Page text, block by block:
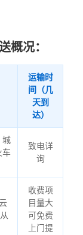
概况：
运输时
间（几
天到
达）
城
车
致电详
询
收费项
目量大
可免费
上门提